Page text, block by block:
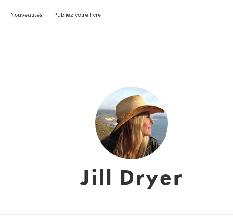
Nouveautés Publiez votre livre
Jill Dryer